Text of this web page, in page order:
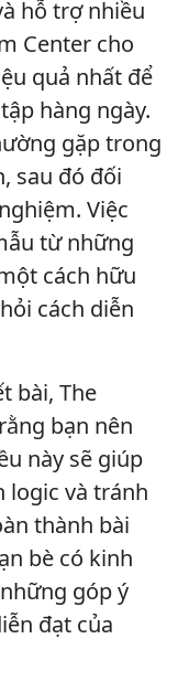
hỗ trợ nhiều
Center cho
quả nhất để
hàng ngày.
gặp trong
sau đó đối
Việc
từ những
cách hữu
cách diễn
bài, The
bạn nên
này sẽ giúp
logic và tránh
thành bài
bè có kinh
góp ý
đạt của